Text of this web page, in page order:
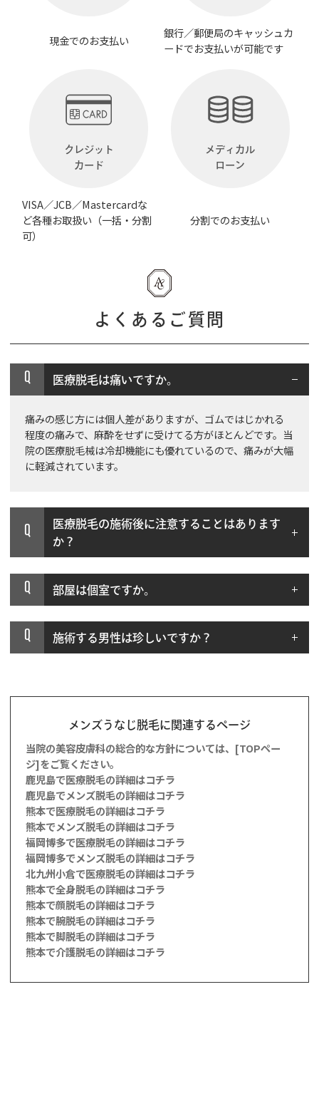
現金でのお支払い
銀行／郵便局のキャッシュカ
ードでお支払いが可能です
クレジット
カード
VISA／JCB／Mastercardな
ど各種お取扱い（一括・分割
可）
メディカル
ローン
分割でのお支払い
よくあるご質問
Q 医療脱毛は痛いですか。
痛みの感じ方には個人差がありますが、ゴムではじかれる
程度の痛みで、麻酔をせずに受けてる方がほとんどです。当
院の医療脱毛械は冷却機能にも優れているので、痛みが大幅
に軽減されています。
Q
医療脱毛の施術後に注意することはあります
か？
Q 部屋は個室ですか。
Q 施術する男性は珍しいですか？
メンズうなじ脱毛に関連するページ
当院の美容皮膚科の総合的な方針については、[TOPペー
ジ]をご覧ください。
鹿児島で医療脱毛の詳細はコチラ
鹿児島でメンズ脱毛の詳細はコチラ
熊本で医療脱毛の詳細はコチラ
熊本でメンズ脱毛の詳細はコチラ
福岡博多で医療脱毛の詳細はコチラ
福岡博多でメンズ脱毛の詳細はコチラ
北九州小倉で医療脱毛の詳細はコチラ
熊本で全身脱毛の詳細はコチラ
熊本で顔脱毛の詳細はコチラ
熊本で腕脱毛の詳細はコチラ
熊本で脚脱毛の詳細はコチラ
熊本で介護脱毛の詳細はコチラ